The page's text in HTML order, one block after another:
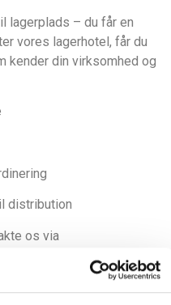
lagerplads – du får en
vores lagerhotel, får du
kender din virksomhed og
distribution
os via